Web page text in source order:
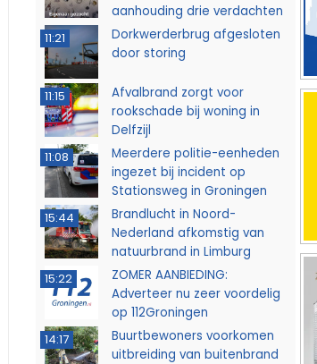
aanhouding drie verdachten
11:21
Dorkwerderbrug afgesloten
door storing
11:15
Afvalbrand zorgt voor
rookschade bij woning in
Delfzijl
11:08
Meerdere politie-eenheden
ingezet bij incident op
Stationsweg in Groningen
15:44
Brandlucht in Noord-
Nederland afkomstig van
natuurbrand in Limburg
15:22
ZOMER AANBIEDING:
Adverteer nu zeer voordelig
op 112Groningen
14:17
Buurtbewoners voorkomen
uitbreiding van buitenbrand